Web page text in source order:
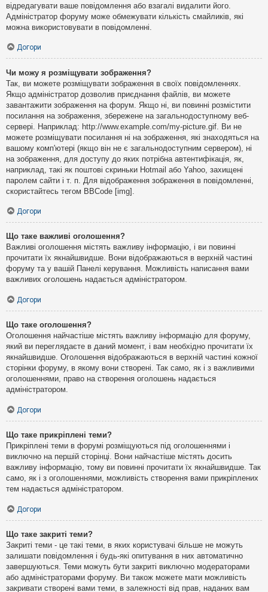
відредагувати ваше повідомлення або взагалі видалити його.
Адміністратор форуму може обмежувати кількість смайликів, які
можна використовувати в повідомленні.
Догори
Чи можу я розміщувати зображення?
Так, ви можете розміщувати зображення в своїх повідомленнях.
Якщо адміністратор дозволив приєднання файлів, ви можете
завантажити зображення на форум. Якщо ні, ви повинні розмістити
посилання на зображення, збережене на загальнодоступному веб-
сервері. Наприклад: http://www.example.com/my-picture.gif. Ви не
можете розміщувати посилання ні на зображення, які знаходяться на
вашому комп'ютері (якщо він не є загальнодоступним сервером), ні
на зображення, для доступу до яких потрібна автентифікація, як,
наприклад, такі як поштові скриньки Hotmail або Yahoo, захищені
паролем сайти і т. п. Для відображення зображення в повідомленні,
скористайтесь тегом BBCode [img].
Догори
Що таке важливі оголошення?
Важливі оголошення містять важливу інформацію, і ви повинні
прочитати їх якнайшвидше. Вони відображаються в верхній частині
форуму та у вашій Панелі керування. Можливість написання вами
важливих оголошень надається адміністратором.
Догори
Що таке оголошення?
Оголошення найчастіше містять важливу інформацію для форуму,
який ви переглядаєте в даний момент, і вам необхідно прочитати їх
якнайшвидше. Оголошення відображаються в верхній частині кожної
сторінки форуму, в якому вони створені. Так само, як і з важливими
оголошеннями, право на створення оголошень надається
адміністратором.
Догори
Що таке прикріплені теми?
Прикріплені теми в форумі розміщуються під оголошеннями і
виключно на першій сторінці. Вони найчастіше містять досить
важливу інформацію, тому ви повинні прочитати їх якнайшвидше. Так
само, як і з оголошеннями, можливість створення вами прикріплених
тем надається адміністратором.
Догори
Що таке закриті теми?
Закриті теми - це такі теми, в яких користувачі більше не можуть
залишати повідомлення і будь-які опитування в них автоматично
завершуються. Теми можуть бути закриті виключно модераторами
або адміністраторами форуму. Ви також можете мати можливість
закривати створені вами теми, в залежності від прав, наданих вам